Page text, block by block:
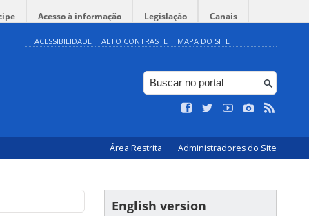
Acesso à informação Legislação Canais
ACESSIBILIDADE ALTO CONTRASTE MAPA DO SITE
Área Restrita Administradores do Site
English version